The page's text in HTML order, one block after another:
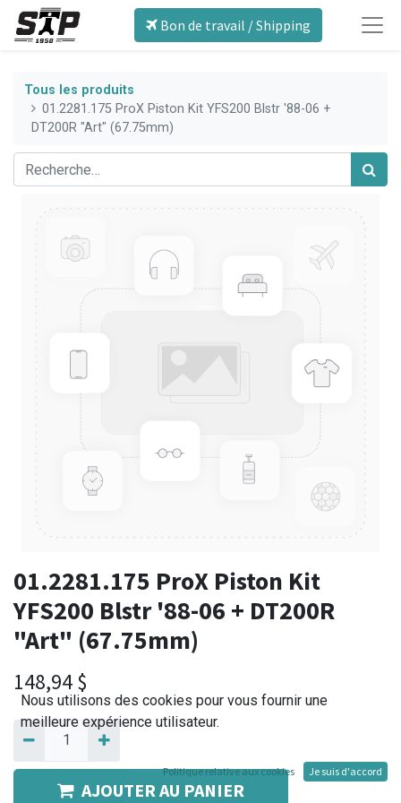
Bon de travail / Shipping
Tous les produits
01.2281.175 ProX Piston Kit YFS200 Blstr '88-06 +
DT200R "Art" (67.75mm)
01.2281.175 ProX Piston Kit
YFS200 Blstr '88-06 + DT200R
"Art" (67.75mm)
148,94 $
AJOUTER AU PANIER
Nous utilisons des cookies pour vous fournir une
meilleure expérience utilisateur.
Politique relative aux cookies Je suis d'accord